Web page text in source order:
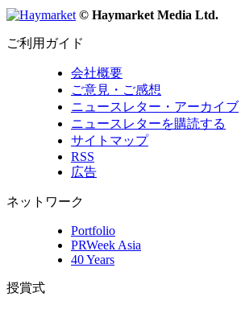
© Haymarket Media Ltd.
ご利用ガイド
会社概要
ご意見・ご感想
ニュースレター・アーカイブ
ニュースレターを購読する
サイトマップ
RSS
広告
ネットワーク
Portfolio
PRWeek Asia
40 Years
授賞式